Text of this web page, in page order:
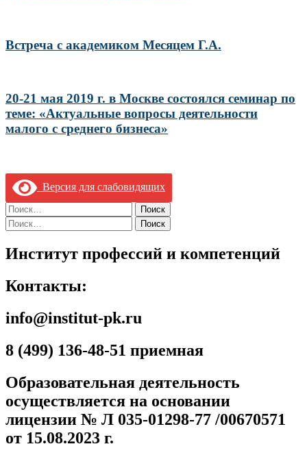
Встреча с академиком Месяцем Г.А.
20-21 мая 2019 г. в Москве состоялся семинар по
теме: «Актуальные вопросы деятельности
малого с среднего бизнеса»
Версия для слабовидящих
Найти:
Найти:
Институт профессий и компетенций
Контакты:
info@institut-pk.ru
8 (499) 136-48-51 приемная
Образовательная деятельность
осуществляется на основании
лицензии № Л 035-01298-77 /00670571
от 15.08.2023 г.